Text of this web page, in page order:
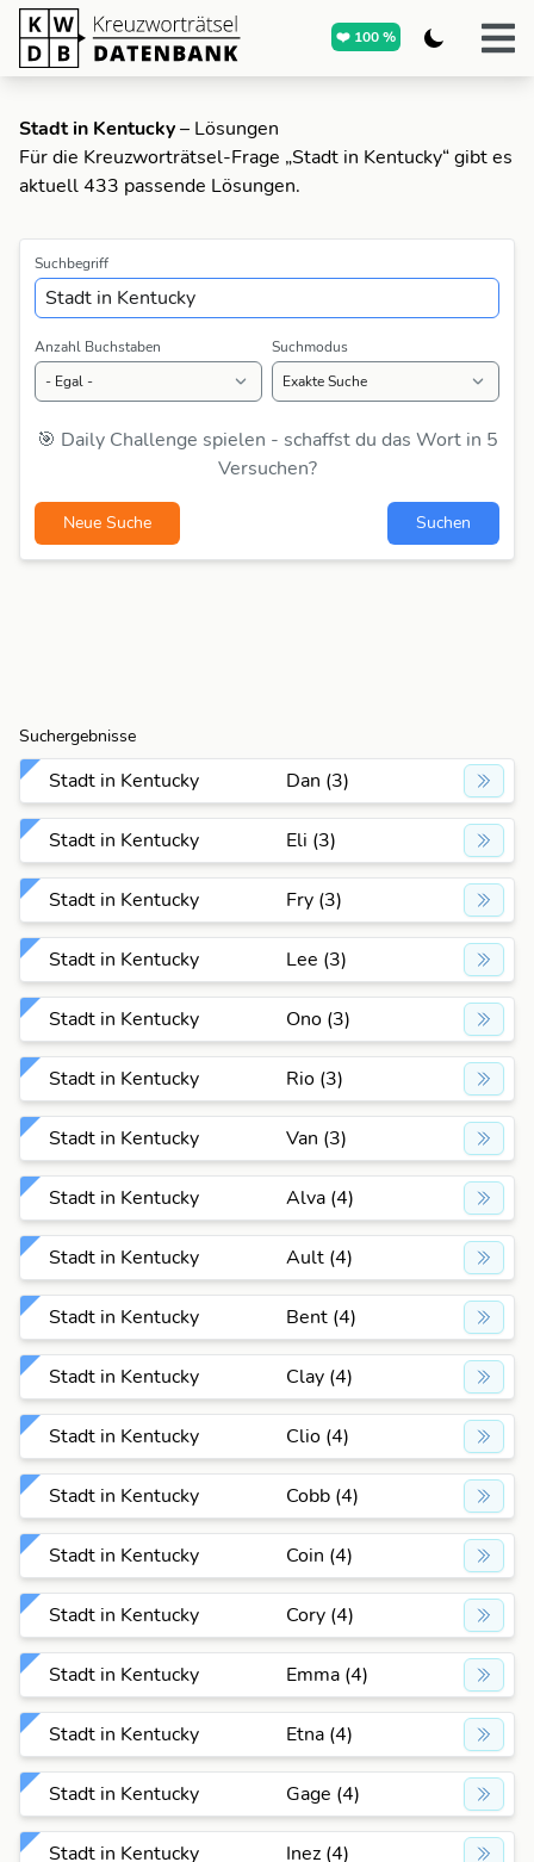
❤️ 100 %
Stadt in Kentucky– Lösungen
Für die Kreuzworträtsel-Frage „Stadt in Kentucky“ gibt es
aktuell 433 passende Lösungen.
Suchbegriff
Anzahl Buchstaben Suchmodus
🎯 Daily Challenge spielen - schaffst du das Wort in 5
Versuchen?
Neue Suche Suchen
Suchergebnisse
Stadt in Kentucky Dan (3)
Stadt in Kentucky Eli (3)
Stadt in Kentucky Fry (3)
Stadt in Kentucky Lee (3)
Stadt in Kentucky Ono (3)
Stadt in Kentucky Rio (3)
Stadt in Kentucky Van (3)
Stadt in Kentucky Alva (4)
Stadt in Kentucky Ault (4)
Stadt in Kentucky Bent (4)
Stadt in Kentucky Clay (4)
Stadt in Kentucky Clio (4)
Stadt in Kentucky Cobb (4)
Stadt in Kentucky Coin (4)
Stadt in Kentucky Cory (4)
Stadt in Kentucky Emma (4)
Stadt in Kentucky Etna (4)
Stadt in Kentucky Gage (4)
Stadt in Kentucky Inez (4)